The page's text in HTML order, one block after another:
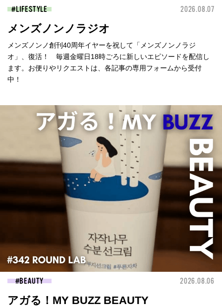
LIFESTYLE 2026.08.07
メンズノンノラジオ
メンズノンノ創刊40周年イヤーを祝して「メンズノンノラジ
オ」、復活！ 毎週金曜日18時ごろに新しいエピソードを配信し
ます。お便りやリクエストは、各記事の専用フォームから受付
中！
BEAUTY 2026.08.06
アガる！MY BUZZ BEAUTY